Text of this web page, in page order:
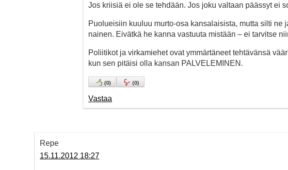
Jos kriisiä ei ole se tehdään. Jos joku valtaan päässyt ei
Puolueisiin kuuluu murto-osa kansalaisista, mutta silti ne
nainen. Eivätkä he kanna vastuuta mistään – ei tarvitse
Poliitikot ja virkamiehet ovat ymmärtäneet tehtävänsä
kun sen pitäisi olla kansan PALVELEMINEN.
(0) (0)
Vastaa
Repe
15.11.2012 18:27